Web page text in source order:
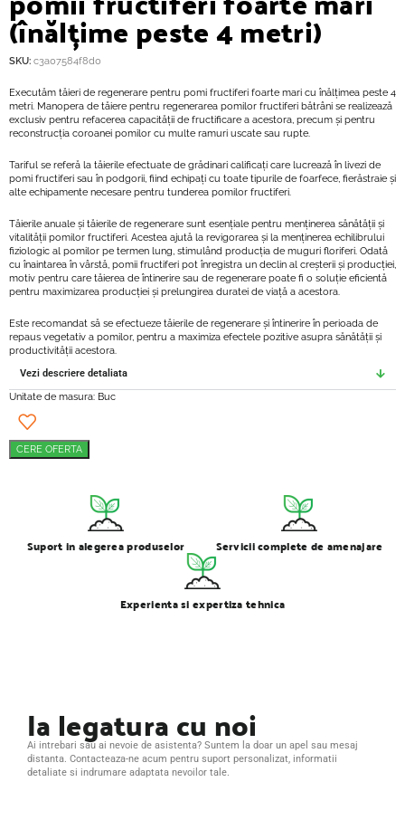
(înălțime peste 4 metri)
SKU: c3a07584f8d0
Executăm tăieri de regenerare pentru pomi fructiferi foarte mari cu înălțimea peste 4
metri. Manopera de tăiere pentru regenerarea pomilor fructiferi bătrâni se realizează
exclusiv pentru refacerea capacității de fructificare a acestora, precum și pentru
reconstrucția coroanei pomilor cu multe ramuri uscate sau rupte.
Tariful se referă la tăierile efectuate de grădinari calificați care lucrează în livezi de
pomi fructiferi sau în podgorii, fiind echipați cu toate tipurile de foarfece, fierăstraie și
alte echipamente necesare pentru tunderea pomilor fructiferi.
Tăierile anuale și tăierile de regenerare sunt esențiale pentru menținerea sănătății și
vitalității pomilor fructiferi. Acestea ajută la revigorarea și la menținerea echilibrului
fiziologic al pomilor pe termen lung, stimulând producția de muguri floriferi. Odată
cu înaintarea în vârstă, pomii fructiferi pot înregistra un declin al creșterii și producției,
motiv pentru care tăierea de întinerire sau de regenerare poate fi o soluție eficientă
pentru maximizarea producției și prelungirea duratei de viață a acestora.
Este recomandat să se efectueze tăierile de regenerare și întinerire în perioada de
repaus vegetativ a pomilor, pentru a maximiza efectele pozitive asupra sănătății și
productivității acestora.
Vezi descriere detaliata
Unitate de masura: Buc
CERE OFERTA
Suport in alegerea produselor Servicii complete de amenajare
Experienta si expertiza tehnica
Ia legatura cu noi
Ai intrebari sau ai nevoie de asistenta? Suntem la doar un apel sau mesaj
distanta. Contacteaza-ne acum pentru suport personalizat, informatii
detaliate si indrumare adaptata nevoilor tale.